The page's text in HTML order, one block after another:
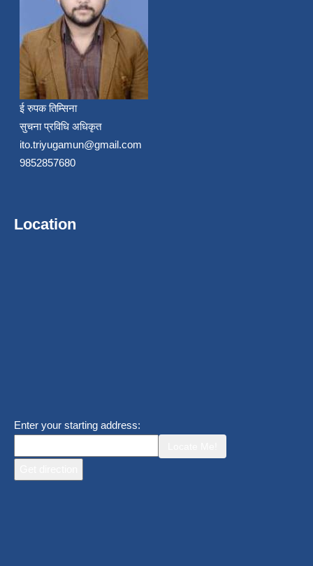
ई रुपक तिम्सिना
सुचना प्रविधि अधिकृत
ito.triyugamun@gmail.com
9852857680
Location
Enter your starting address: